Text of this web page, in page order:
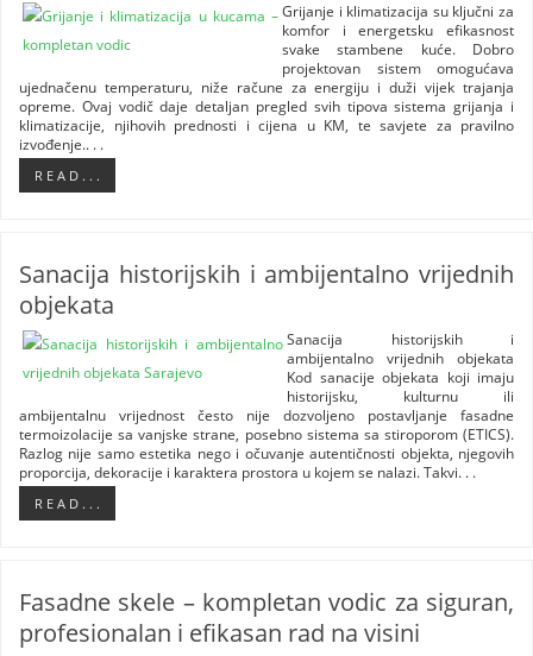
Grijanje i klimatizacija su ključni za
komfor i energetsku efikasnost
svake stambene kuće. Dobro
projektovan sistem omogućava
ujednačenu temperaturu, niže račune za energiju i duži vijek trajanja
opreme. Ovaj vodič daje detaljan pregled svih tipova sistema grijanja i
klimatizacije, njihovih prednosti i cijena u KM, te savjete za pravilno
izvođenje.. . .
R E A D . . .
Sanacija historijskih i ambijentalno vrijednih
objekata
Sanacija historijskih i
ambijentalno vrijednih objekata
Kod sanacije objekata koji imaju
historijsku, kulturnu ili
ambijentalnu vrijednost često nije dozvoljeno postavljanje fasadne
termoizolacije sa vanjske strane, posebno sistema sa stiroporom (ETICS).
Razlog nije samo estetika nego i očuvanje autentičnosti objekta, njegovih
proporcija, dekoracije i karaktera prostora u kojem se nalazi. Takvi. . .
R E A D . . .
Fasadne skele – kompletan vodic za siguran,
profesionalan i efikasan rad na visini